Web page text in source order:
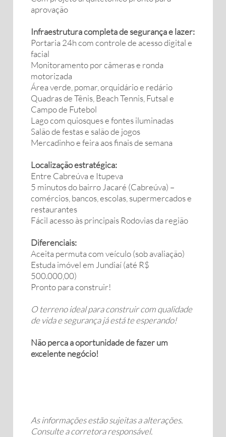
aprovação
Infraestrutura completa de segurança e lazer:
Portaria 24h com controle de acesso digital e
facial
Monitoramento por câmeras e ronda
motorizada
Área verde, pomar, orquidário e redário
Quadras de Tênis, Beach Tennis, Futsal e
Campo de Futebol
Lago com quiosques e fontes iluminadas
Salão de festas e salão de jogos
Mercadinho e feira aos finais de semana
Localização estratégica:
Entre Cabreúva e Itupeva
5 minutos do bairro Jacaré (Cabreúva) –
comércios, bancos, escolas, supermercados e
restaurantes
Fácil acesso às principais Rodovias da região
Diferenciais:
Aceita permuta com veículo (sob avaliação)
Estuda imóvel em Jundiaí (até R$
500.000,00)
Pronto para construir!
O terreno ideal para construir com qualidade
de vida e segurança já está te esperando!
Não perca a oportunidade de fazer um
excelente negócio!
As informações estão sujeitas a alterações.
Consulte a corretora responsável.